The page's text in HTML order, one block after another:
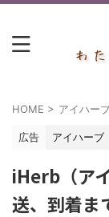
HOME > アイハー
広告 アイハーブ
iHerb（ア
送、到着ま